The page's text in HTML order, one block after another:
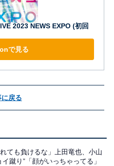
2023 NEWS EXPO (初回
で見る
戻る
れても負けるな」上田竜也、小山
蹴り”「顔がいっちゃってる」